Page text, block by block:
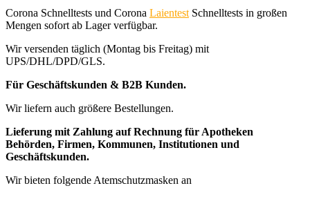
Corona Schnelltests und Corona Laientest Schnelltests in großen
Mengen sofort ab Lager verfügbar.
Wir versenden täglich (Montag bis Freitag) mit
UPS/DHL/DPD/GLS.
Für Geschäftskunden & B2B Kunden.
Wir liefern auch größere Bestellungen.
Lieferung mit Zahlung auf Rechnung für Apotheken
Behörden, Firmen, Kommunen, Institutionen und
Geschäftskunden.
Wir bieten folgende Atemschutzmasken an